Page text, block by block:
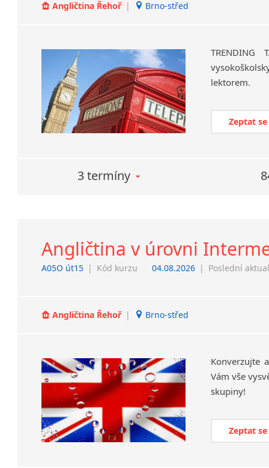
Angličtina Řehoř | Brno-střed
TRENDING
lektorem.
Zeptat
3 termíny
Angličtina v úrovni
A05O út15 | Kód kurzu 04.08.2026 | Poslední
Angličtina Řehoř | Brno-střed
Konverzujte
Vám vše
skupiny!
Zeptat